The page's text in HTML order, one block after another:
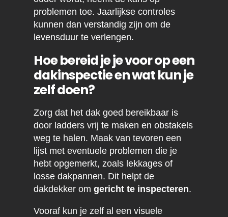
problemen toe. Jaarlijkse controles
kunnen dan verstandig zijn om de
levensduur te verlengen.
Hoe bereid je je voor op een
dakinspectie en wat kun je
zelf doen?
Zorg dat het dak goed bereikbaar is
door ladders vrij te maken en obstakels
weg te halen. Maak van tevoren een
lijst met eventuele problemen die je
hebt opgemerkt, zoals lekkages of
losse dakpannen. Dit helpt de
dakdekker om gericht te inspecteren.
Vooraf kun je zelf al een visuele